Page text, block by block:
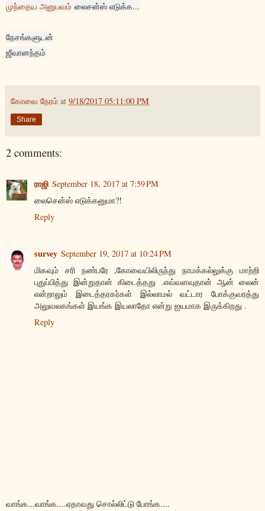
முந்தைய அனுபவம் லைசன்ஸ் எடுக்க...
நேசங்களுடன்
ஜீவானந்தம்
கோவை நேரம் at 9/18/2017 05:11:00 PM
Share
2 comments:
ராஜி September 18, 2017 at 7:59 PM
லைசென்ஸ் எடுக்கனுமா?!
Reply
survey September 19, 2017 at 10:24 PM
மிகவும் சரி நண்பரே ,கோவையிலிருந்து நாமக்கல்லுக்கு மாற்றி
புதுப்பித்து இன்றுதான் கிடைத்தது .எவ்வளவுதான் ஆன் லைன்
என்றாலும் இடைத்தரகர்கள் இல்லாமல் வட்டார போக்குவரத்து
அலுவலகங்கள் இயங்க இயலாதோ என்று ஐயமாக இருக்கிறது .
Reply
வாங்க...வாங்க....ஏதாவது சொல்லிட்டு போங்க....